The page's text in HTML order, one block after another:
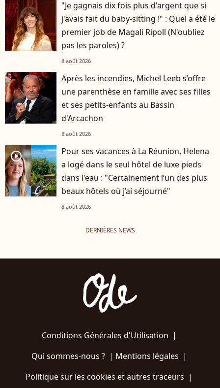
"Je gagnais dix fois plus d'argent que si
j'avais fait du baby-sitting !" : Quel a été le
premier job de Magali Ripoll (N'oubliez
pas les paroles) ?
8 août 2026
Après les incendies, Michel Leeb s’offre
une parenthèse en famille avec ses filles
et ses petits-enfants au Bassin
d'Arcachon
8 août 2026
player2
Pour ses vacances à La Réunion, Helena
a logé dans le seul hôtel de luxe pieds
dans l'eau : "Certainement l’un des plus
beaux hôtels où j’ai séjourné"
8 août 2026
DERNIÈRES NEWS
Conditions Générales d'Utilisation |
Qui sommes-nous ?| Mentions légales |
Politique sur les cookies et autres traceurs |